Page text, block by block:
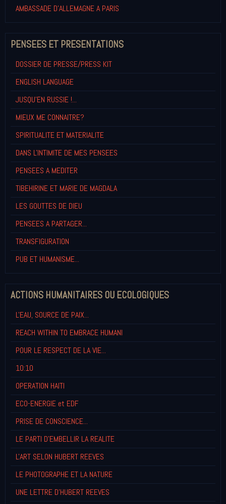
AMBASSADE D'ALLEMAGNE A PARIS
PENSEES ET PRESENTATIONS
DOSSIER DE PRESSE/PRESS KIT
ENGLISH LANGUAGE
JUSQU'EN RUSSIE !...
MIEUX ME CONNAITRE?
SPIRITUALITE ET MATERIALITE
DANS L'INTIMITE DE MES PENSEES
PENSEES A MEDITER
TIBEHIRINE ET MARIE DE MAGDALA
LES GOUTTES DE DIEU
PENSEES A PARTAGER...
TRANSFIGURATION
PUB ET HUMANISME...
ACTIONS HUMANITAIRES OU ECOLOGIQUES
L'EAU, SOURCE DE PAIX...
REACH WITHIN TO EMBRACE HUMANI
POUR LE RESPECT DE LA VIE...
10:10
OPERATION HAITI
ECO-ENERGIE et EDF
PRISE DE CONSCIENCE...
LE PARTI D'EMBELLIR LA REALITE
L'ART SELON HUBERT REEVES
LE PHOTOGRAPHE ET LA NATURE
UNE LETTRE D'HUBERT REEVES